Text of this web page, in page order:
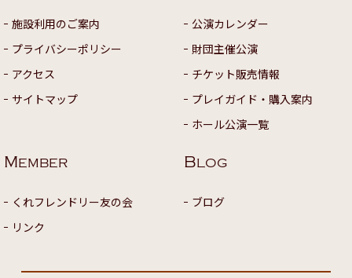
施設利用のご案内
プライバシーポリシー
アクセス
サイトマップ
公演カレンダー
財団主催公演
チケット販売情報
プレイガイド・購入案内
ホール公演一覧
MEMBER
くれフレンドリー友の会
リンク
BLOG
ブログ